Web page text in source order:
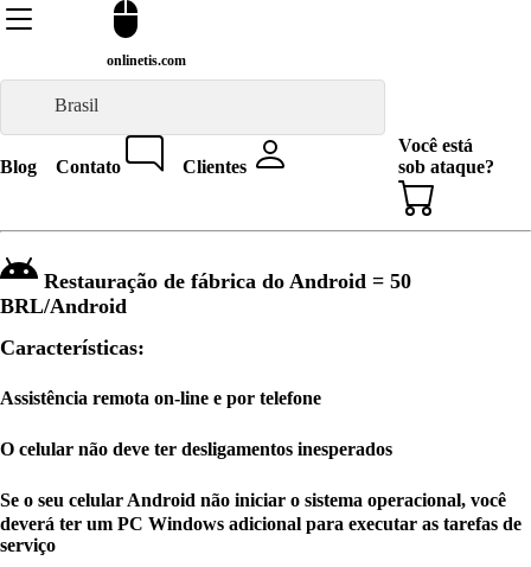
onlinetis.com
Brasil
Blog Contato Clientes
Você está
sob ataque?
Restauração de fábrica do Android = 50
BRL/Android
Características:
Assistência remota on-line e por telefone
O celular não deve ter desligamentos inesperados
Se o seu celular Android não iniciar o sistema operacional, você
deverá ter um PC Windows adicional para executar as tarefas de
serviço